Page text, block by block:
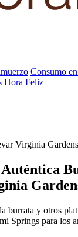
Consumo
Hora Feliz
Virginia Gardens
burrata y otros
Springs para los